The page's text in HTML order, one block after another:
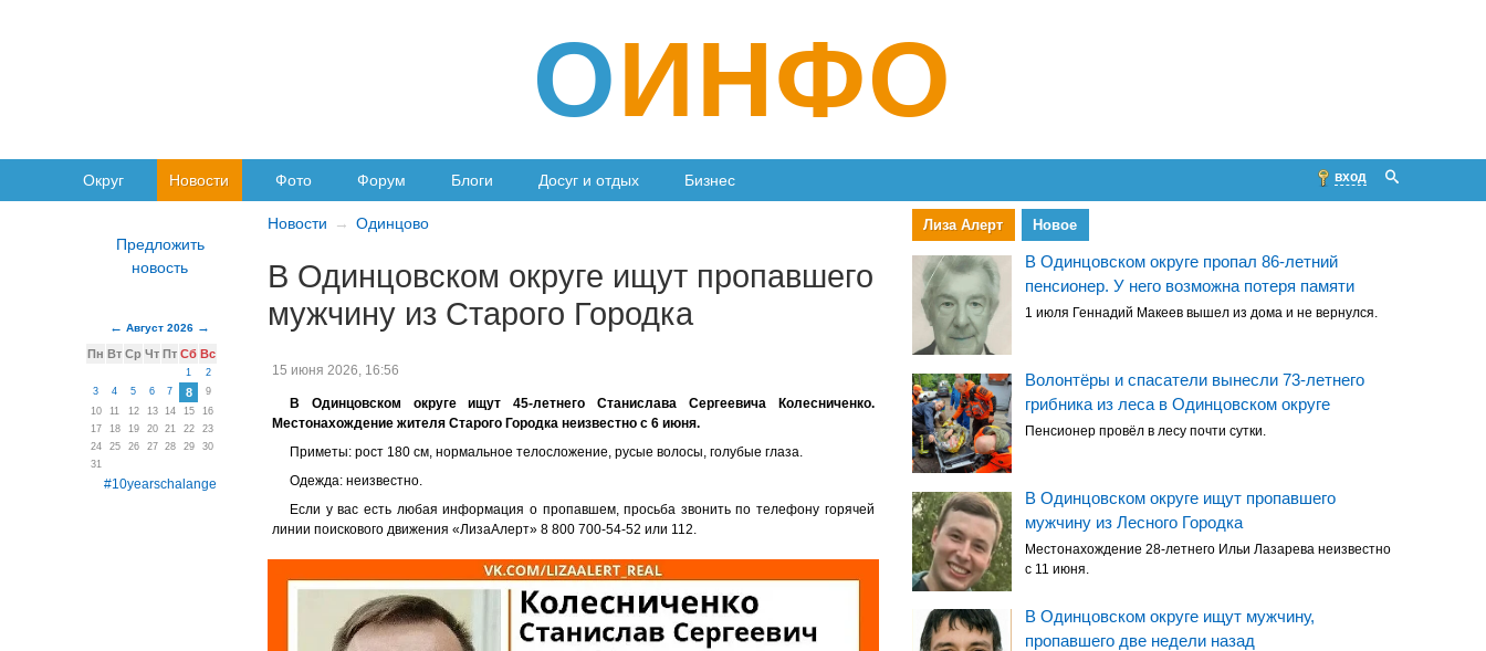
ОИНФО
Округ Новости Фото Форум Блоги Досуг и отдых Бизнес вход
Новости Одинцово
В Одинцовском округе ищут пропавшего
мужчину из Старого Городка
15 июня 2026, 16:56
В Одинцовском округе ищут 45-летнего Станислава Сергеевича Колесниченко.
Местонахождение жителя Старого Городка неизвестно с 6 июня.
Приметы: рост 180 см, нормальное телосложение, русые волосы, голубые глаза.
Одежда: неизвестно.
Если у вас есть любая информация о пропавшем, просьба звонить по телефону горячей
линии поискового движения «ЛизаАлерт» 8 800 700-54-52 или 112.
Август 2026
Пн Вт Ср Чт Пт Сб Вс
1
2
3
4 5 6 7 8
9
10
11 12 13 14 15
16
17
18 19 20 21 22
23
24
25 26 27 28 29
30
31
#10yearschalange
Лиза Алерт Новое
В Одинцовском округе пропал 86-летний
пенсионер. У него возможна потеря памяти
1 июля Геннадий Макеев вышел из дома и не вернулся.
Волонтёры и спасатели вынесли 73-летнего
грибника из леса в Одинцовском округе
Пенсионер провёл в лесу почти сутки.
В Одинцовском округе ищут пропавшего
мужчину из Лесного Городка
Местонахождение 28-летнего Ильи Лазарева неизвестно
с 11 июня.
В Одинцовском округе ищут мужчину,
пропавшего две недели назад